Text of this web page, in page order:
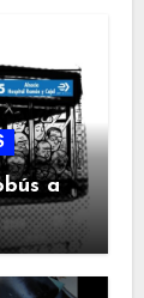
a